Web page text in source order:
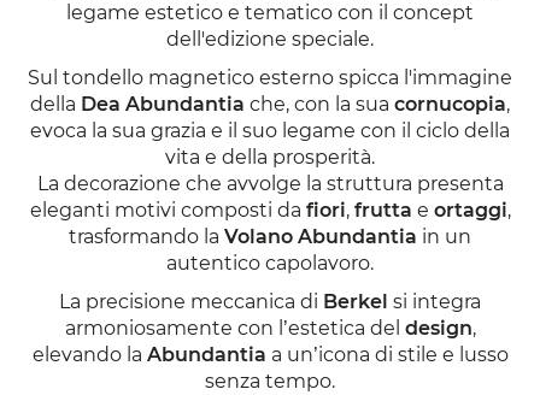
legame estetico e tematico con il concept
dell'edizione speciale.
Sul tondello magnetico esterno spicca l'immagine
della Dea Abundantia che, con la sua cornucopia,
evoca la sua grazia e il suo legame con il ciclo della
vita e della prosperità.
La decorazione che avvolge la struttura presenta
eleganti motivi composti da fiori, frutta e ortaggi,
trasformando la Volano Abundantia in un
autentico capolavoro.
La precisione meccanica di Berkel si integra
armoniosamente con l’estetica del design,
elevando la Abundantia a un’icona di stile e lusso
senza tempo.